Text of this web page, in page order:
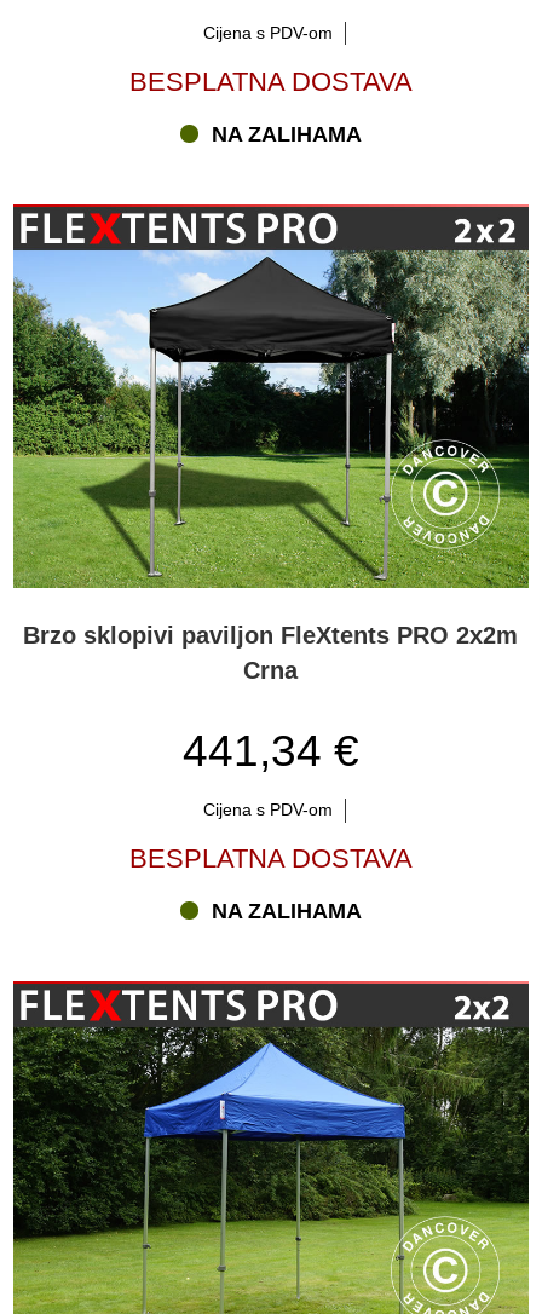
Cijena s PDV-om
BESPLATNA DOSTAVA
NA ZALIHAMA
Brzo sklopivi paviljon FleXtents PRO 2x2m
Crna
441,34 €
Cijena s PDV-om
BESPLATNA DOSTAVA
NA ZALIHAMA